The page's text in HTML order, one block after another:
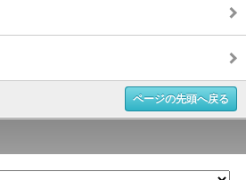
ページの先頭へ戻る